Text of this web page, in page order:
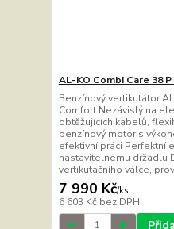
AL-KO Combi Care 38
Benzínový vertikutátor
Comfort Nezávislý na
obtěžujících kabelů,
benzínový motor s
efektivní práci Perfektní
nastavitelnému držadlu
vertikutačního válce,
7 990 Kč/ks
6 603 Kč bez DPH